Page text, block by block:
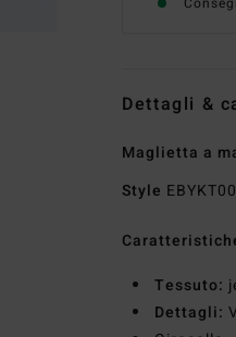
Dettagli &
Maglietta a
Style
Tessuto:
Dettagli: